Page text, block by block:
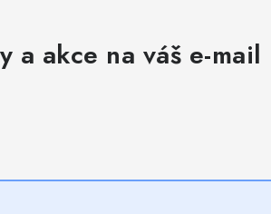
a akce na váš e-mail